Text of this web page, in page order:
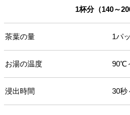
1杯分（140～
茶葉の量 1パ
お湯の温度 90℃
浸出時間 30秒